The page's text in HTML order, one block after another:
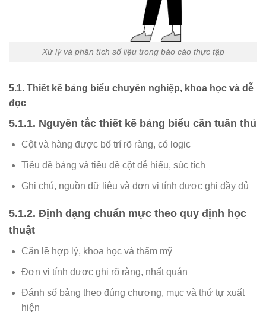
Xử lý và phân tích số liệu trong báo cáo thực tập
5.1. Thiết kế bảng biểu chuyên nghiệp, khoa học và dễ
đọc
5.1.1. Nguyên tắc thiết kế bảng biểu cần tuân thủ
Cột và hàng được bố trí rõ ràng, có logic
Tiêu đề bảng và tiêu đề cột dễ hiểu, súc tích
Ghi chú, nguồn dữ liệu và đơn vị tính được ghi đầy đủ
5.1.2. Định dạng chuẩn mực theo quy định học
thuật
Căn lề hợp lý, khoa học và thẩm mỹ
Đơn vị tính được ghi rõ ràng, nhất quán
Đánh số bảng theo đúng chương, mục và thứ tự xuất
hiện